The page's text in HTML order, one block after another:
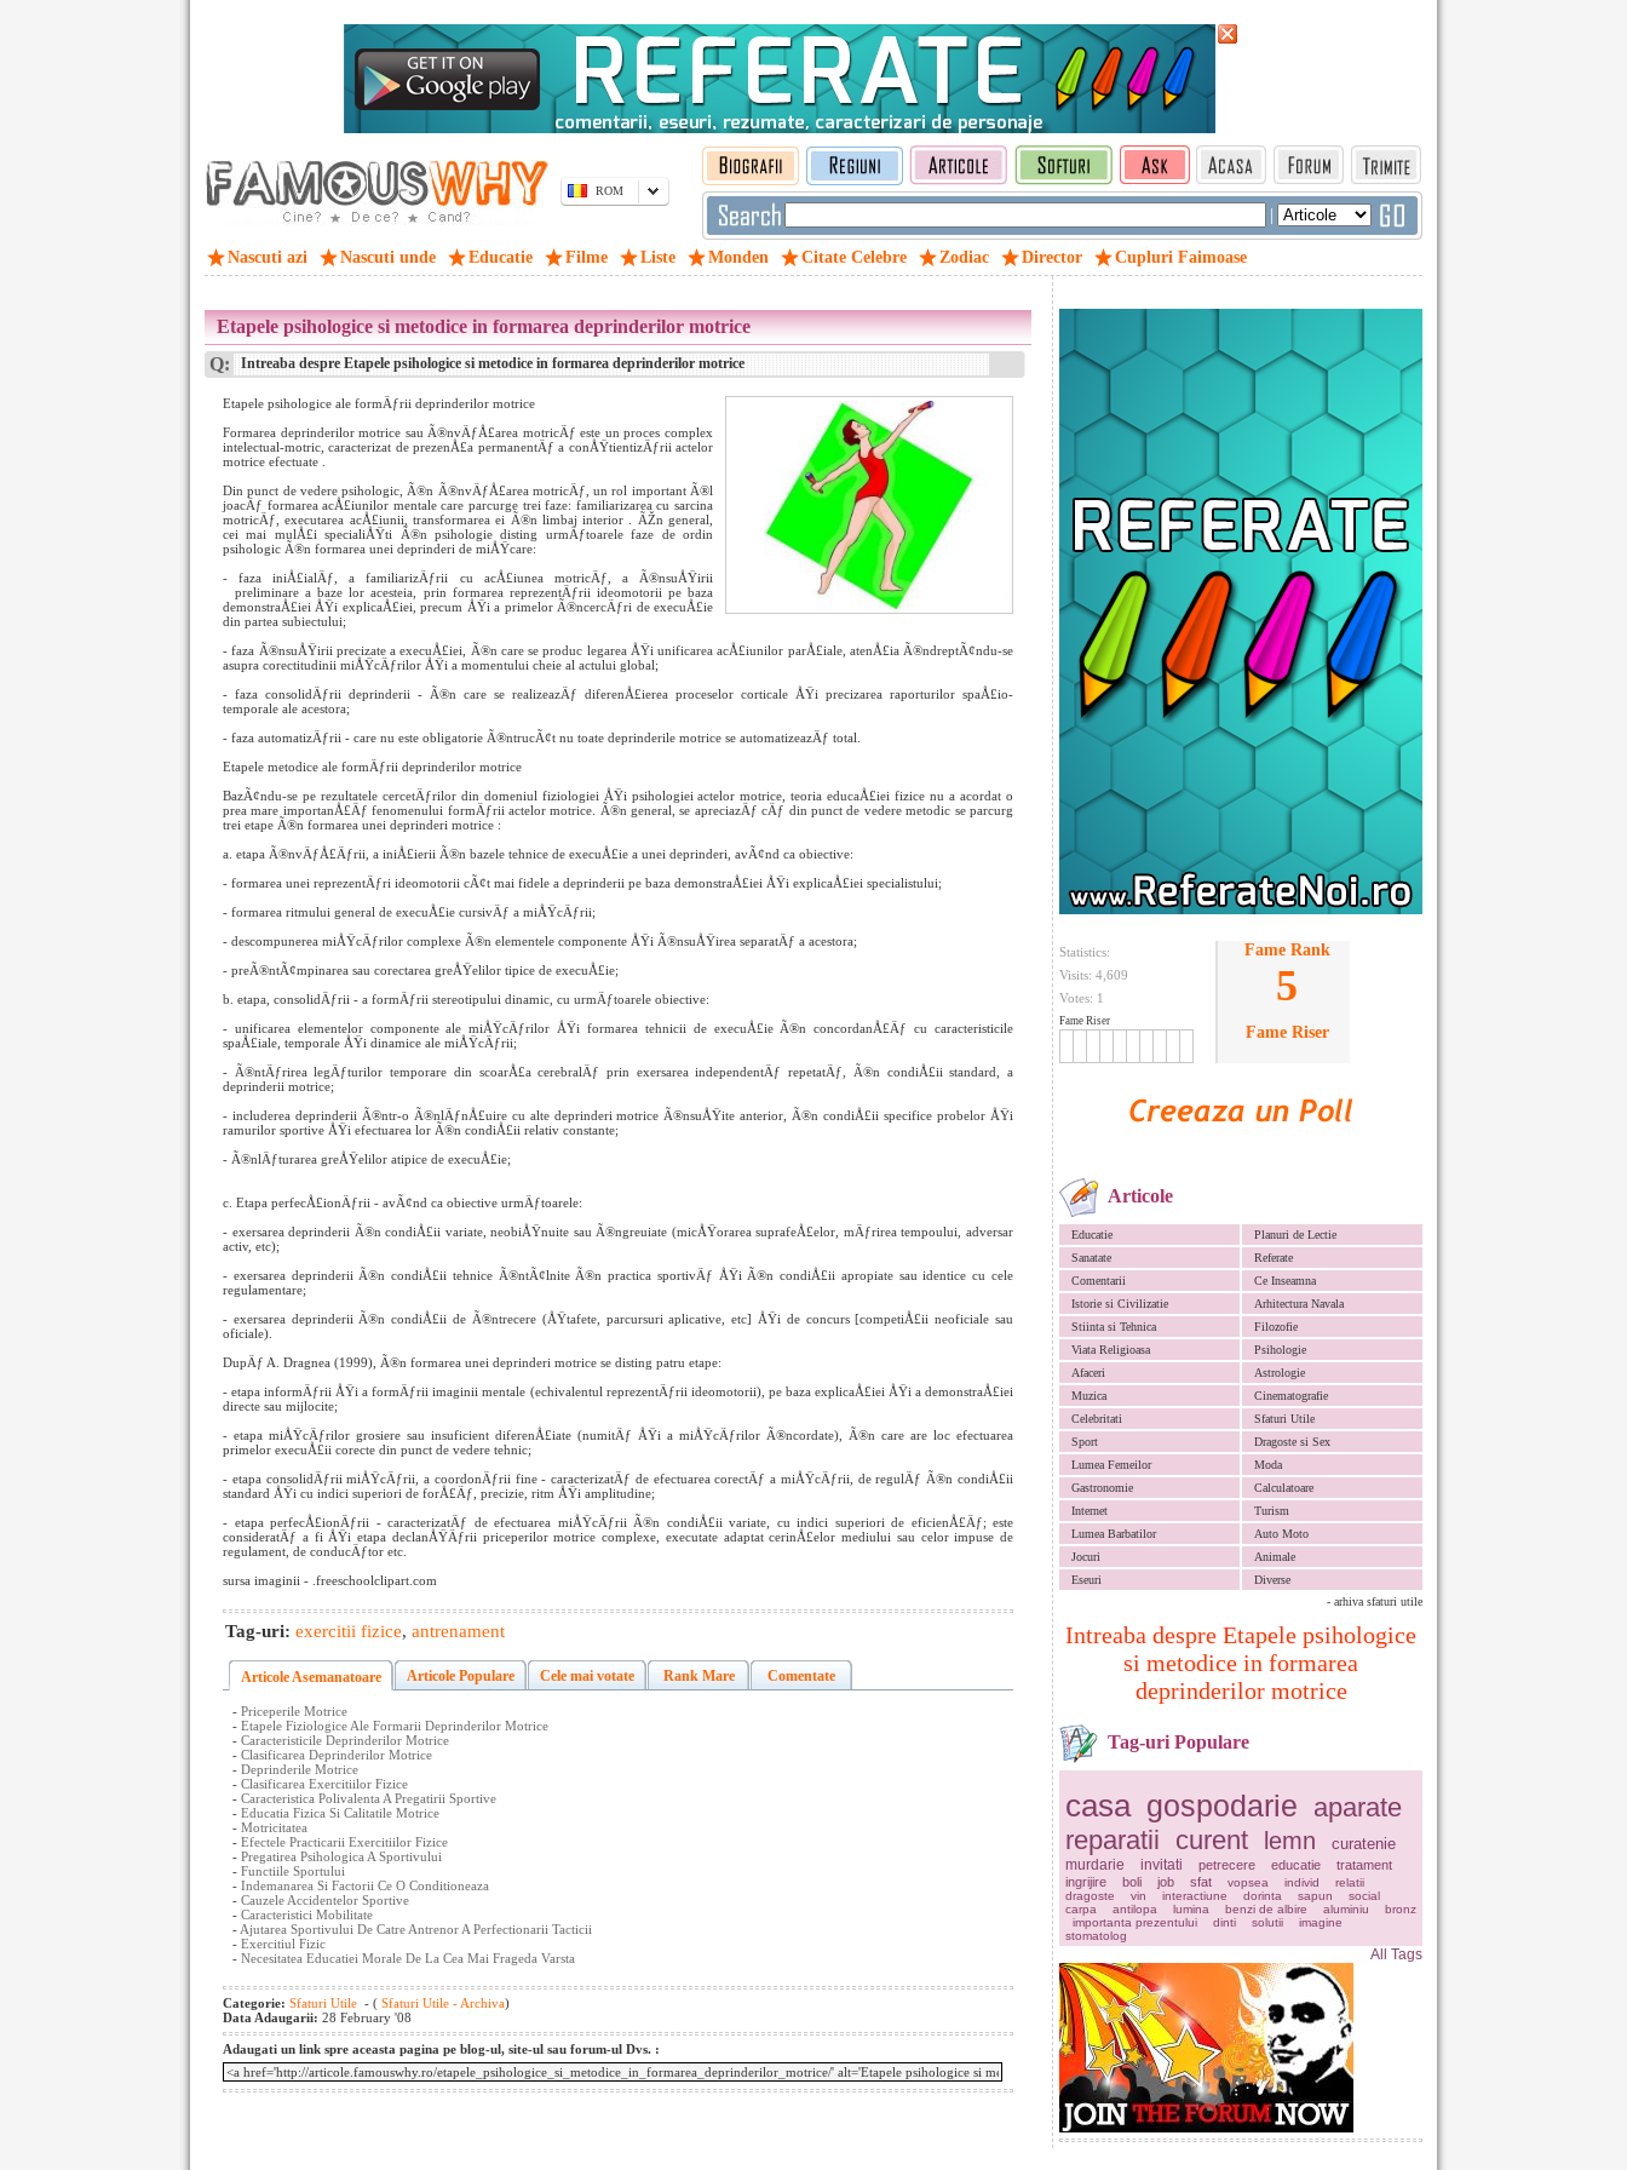
ROM
|
Nascuti azi Nascuti unde Educatie Filme Liste Monden Citate Celebre Zodiac Director Cupluri Faimoase
Statistics:
Visits: 4,609
Votes: 1
Fame Riser
Fame Rank
5
Fame Riser
Articole
Educatie
Planuri de Lectie
Sanatate
Referate
Comentarii
Ce Inseamna
Istorie si Civilizatie
Arhitectura Navala
Stiinta si Tehnica
Filozofie
Viata Religioasa
Psihologie
Afaceri
Astrologie
Muzica
Cinematografie
Celebritati
Sfaturi Utile
Sport
Dragoste si Sex
Lumea Femeilor
Moda
Gastronomie
Calculatoare
Internet
Turism
Lumea Barbatilor
Auto Moto
Jocuri
Animale
Eseuri
Diverse
- arhiva sfaturi utile
Intreaba despre Etapele psihologice
si metodice in formarea
deprinderilor motrice
Tag-uri Populare
casa gospodarie aparate
reparatii curent lemn curatenie
murdarie invitati petrecere educatie
tratament
ingrijire
boli job sfat vopsea individ
relatii
dragoste
vin interactiune dorinta sapun
social
carpa
antilopa lumina benzi de albire aluminiu
bronz
importanta prezentului
dinti solutii
imagine
stomatolog
All Tags
Etapele psihologice si metodice in formarea deprinderilor motrice
Q: Intreaba despre Etapele psihologice si metodice in formarea deprinderilor motrice
Etapele psihologice ale formÄƒrii deprinderilor motrice
Formarea deprinderilor motrice sau Ã®nvÄƒÅ£area motricÄƒ este un proces complex
intelectual-motric, caracterizat de prezenÅ£a permanentÄƒ a conÅŸtientizÄƒrii actelor
motrice efectuate .
Din punct de vedere psihologic, Ã®n Ã®nvÄƒÅ£area motricÄƒ, un rol important Ã®l
joacÄƒ formarea acÅ£iunilor mentale care parcurge trei faze: familiarizarea cu sarcina
motricÄƒ, executarea acÅ£iunii, transformarea ei Ã®n limbaj interior . ÃŽn general,
cei mai mulÅ£i specialiÅŸti Ã®n psihologie disting urmÄƒtoarele faze de ordin
psihologic Ã®n formarea unei deprinderi de miÅŸcare:
- faza iniÅ£ialÄƒ, a familiarizÄƒrii cu acÅ£iunea motricÄƒ, a Ã®nsuÅŸirii
preliminare a bazelor acesteia, prin formarea reprezentÄƒrii ideomotorii pe baza
demonstraÅ£iei ÅŸi explicaÅ£iei, precum ÅŸi a primelor Ã®ncercÄƒri de execuÅ£ie
din partea subiectului;
- faza Ã®nsuÅŸirii precizate a execuÅ£iei, Ã®n care se produc legarea ÅŸi unificarea acÅ£iunilor parÅ£iale, atenÅ£ia Ã®ndreptÃ¢ndu-se
asupra corectitudinii miÅŸcÄƒrilor ÅŸi a momentului cheie al actului global;
- faza consolidÄƒrii deprinderii - Ã®n care se realizeazÄƒ diferenÅ£ierea proceselor corticale ÅŸi precizarea raporturilor spaÅ£io-
temporale ale acestora;
- faza automatizÄƒrii - care nu este obligatorie Ã®ntrucÃ¢t nu toate deprinderile motrice se automatizeazÄƒ total.
Etapele metodice ale formÄƒrii deprinderilor motrice
BazÃ¢ndu-se pe rezultatele cercetÄƒrilor din domeniul fiziologiei ÅŸi psihologiei actelor motrice, teoria educaÅ£iei fizice nu a acordat o
prea mare importanÅ£Äƒ fenomenului formÄƒrii actelor motrice. Ã®n general, se apreciazÄƒ cÄƒ din punct de vedere metodic se parcurg
trei etape Ã®n formarea unei deprinderi motrice :
a. etapa Ã®nvÄƒÅ£Äƒrii, a iniÅ£ierii Ã®n bazele tehnice de execuÅ£ie a unei deprinderi, avÃ¢nd ca obiective:
- formarea unei reprezentÄƒri ideomotorii cÃ¢t mai fidele a deprinderii pe baza demonstraÅ£iei ÅŸi explicaÅ£iei specialistului;
- formarea ritmului general de execuÅ£ie cursivÄƒ a miÅŸcÄƒrii;
- descompunerea miÅŸcÄƒrilor complexe Ã®n elementele componente ÅŸi Ã®nsuÅŸirea separatÄƒ a acestora;
- preÃ®ntÃ¢mpinarea sau corectarea greÅŸelilor tipice de execuÅ£ie;
b. etapa, consolidÄƒrii - a formÄƒrii stereotipului dinamic, cu urmÄƒtoarele obiective:
- unificarea elementelor componente ale miÅŸcÄƒrilor ÅŸi formarea tehnicii de execuÅ£ie Ã®n concordanÅ£Äƒ cu caracteristicile
spaÅ£iale, temporale ÅŸi dinamice ale miÅŸcÄƒrii;
- Ã®ntÄƒrirea legÄƒturilor temporare din scoarÅ£a cerebralÄƒ prin exersarea independentÄƒ repetatÄƒ, Ã®n condiÅ£ii standard, a
deprinderii motrice;
- includerea deprinderii Ã®ntr-o Ã®nlÄƒnÅ£uire cu alte deprinderi motrice Ã®nsuÅŸite anterior, Ã®n condiÅ£ii specifice probelor ÅŸi
ramurilor sportive ÅŸi efectuarea lor Ã®n condiÅ£ii relativ constante;
- Ã®nlÄƒturarea greÅŸelilor atipice de execuÅ£ie;
c. Etapa perfecÅ£ionÄƒrii - avÃ¢nd ca obiective urmÄƒtoarele:
- exersarea deprinderii Ã®n condiÅ£ii variate, neobiÅŸnuite sau Ã®ngreuiate (micÅŸorarea suprafeÅ£elor, mÄƒrirea tempoului, adversar
activ, etc);
- exersarea deprinderii Ã®n condiÅ£ii tehnice Ã®ntÃ¢lnite Ã®n practica sportivÄƒ ÅŸi Ã®n condiÅ£ii apropiate sau identice cu cele
regulamentare;
- exersarea deprinderii Ã®n condiÅ£ii de Ã®ntrecere (ÅŸtafete, parcursuri aplicative, etc] ÅŸi de concurs [competiÅ£ii neoficiale sau
oficiale).
DupÄƒ A. Dragnea (1999), Ã®n formarea unei deprinderi motrice se disting patru etape:
- etapa informÄƒrii ÅŸi a formÄƒrii imaginii mentale (echivalentul reprezentÄƒrii ideomotorii), pe baza explicaÅ£iei ÅŸi a demonstraÅ£iei
directe sau mijlocite;
- etapa miÅŸcÄƒrilor grosiere sau insuficient diferenÅ£iate (numitÄƒ ÅŸi a miÅŸcÄƒrilor Ã®ncordate), Ã®n care are loc efectuarea
primelor execuÅ£ii corecte din punct de vedere tehnic;
- etapa consolidÄƒrii miÅŸcÄƒrii, a coordonÄƒrii fine - caracterizatÄƒ de efectuarea corectÄƒ a miÅŸcÄƒrii, de regulÄƒ Ã®n condiÅ£ii
standard ÅŸi cu indici superiori de forÅ£Äƒ, precizie, ritm ÅŸi amplitudine;
- etapa perfecÅ£ionÄƒrii - caracterizatÄƒ de efectuarea miÅŸcÄƒrii Ã®n condiÅ£ii variate, cu indici superiori de eficienÅ£Äƒ; este
consideratÄƒ a fi ÅŸi etapa declanÅŸÄƒrii priceperilor motrice complexe, executate adaptat cerinÅ£elor mediului sau celor impuse de
regulament, de conducÄƒtor etc.
sursa imaginii - .freeschoolclipart.com
Tag-uri: exercitii fizice, antrenament
Articole Asemanatoare Articole Populare Cele mai votate Rank Mare Comentate
- Priceperile Motrice
- Etapele Fiziologice Ale Formarii Deprinderilor Motrice
- Caracteristicile Deprinderilor Motrice
- Clasificarea Deprinderilor Motrice
- Deprinderile Motrice
- Clasificarea Exercitiilor Fizice
- Caracteristica Polivalenta A Pregatirii Sportive
- Educatia Fizica Si Calitatile Motrice
- Motricitatea
- Efectele Practicarii Exercitiilor Fizice
- Pregatirea Psihologica A Sportivului
- Functiile Sportului
- Indemanarea Si Factorii Ce O Conditioneaza
- Cauzele Accidentelor Sportive
- Caracteristici Mobilitate
- Ajutarea Sportivului De Catre Antrenor A Perfectionarii Tacticii
- Exercitiul Fizic
- Necesitatea Educatiei Morale De La Cea Mai Frageda Varsta
Categorie: Sfaturi Utile - ( Sfaturi Utile - Archiva)
Data Adaugarii: 28 February '08
Adaugati un link spre aceasta pagina pe blog-ul, site-ul sau forum-ul Dvs. :